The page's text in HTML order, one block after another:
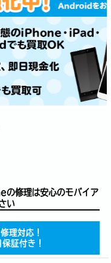
の修理は安心のモバイア
い
理対応！
証付き！